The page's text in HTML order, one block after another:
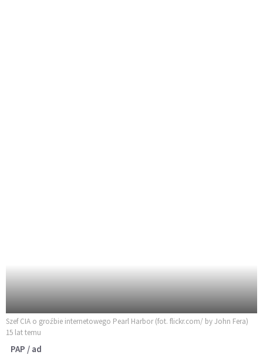
Szef CIA o groźbie internetowego Pearl Harbor (fot. flickr.com/ by John Fera)
15 lat temu
PAP / ad